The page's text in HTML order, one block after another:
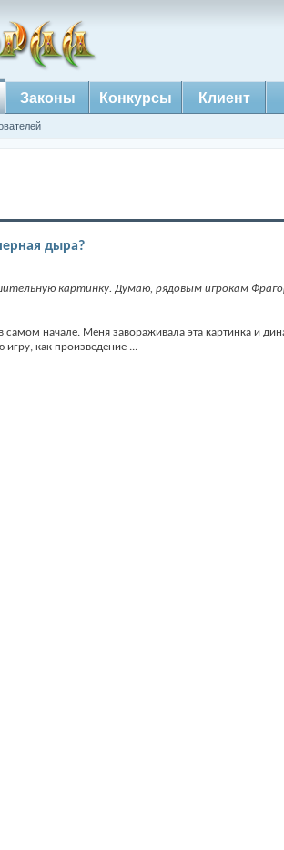
Законы Конкурсы Клиент
дыра?
картинку. Думаю, рядовым игрокам
самом начале. Меня завораживала эта картинка и
как произведение ...